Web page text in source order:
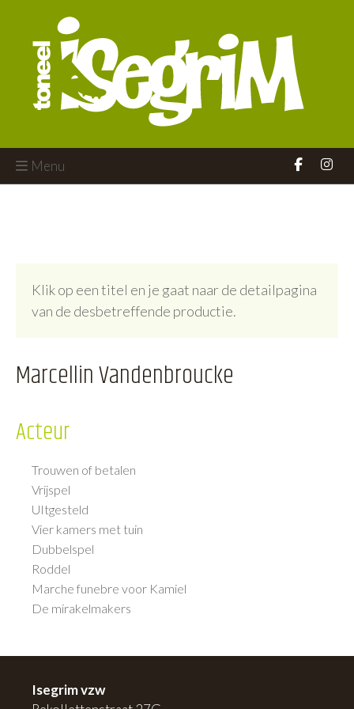
Menu
Klik op een titel en je gaat naar de detailpagina
van de desbetreffende productie.
Marcellin Vandenbroucke
Acteur
Trouwen of betalen
Vrijspel
UItgesteld
Vier kamers met tuin
Dubbelspel
Roddel
Marche funebre voor Kamiel
De mirakelmakers
Isegrim vzw